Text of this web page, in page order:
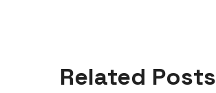
Related Posts